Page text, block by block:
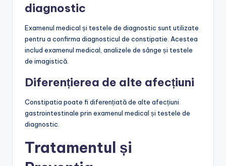
diagnostic
Examenul medical și testele de diagnostic sunt utilizate
pentru a confirma diagnosticul de constipatie. Acestea
includ examenul medical, analizele de sânge și testele
de imagistică.
Diferențierea de alte afecțiuni
Constipatia poate fi diferențiată de alte afecțiuni
gastrointestinale prin examenul medical și testele de
diagnostic.
Tratamentul și